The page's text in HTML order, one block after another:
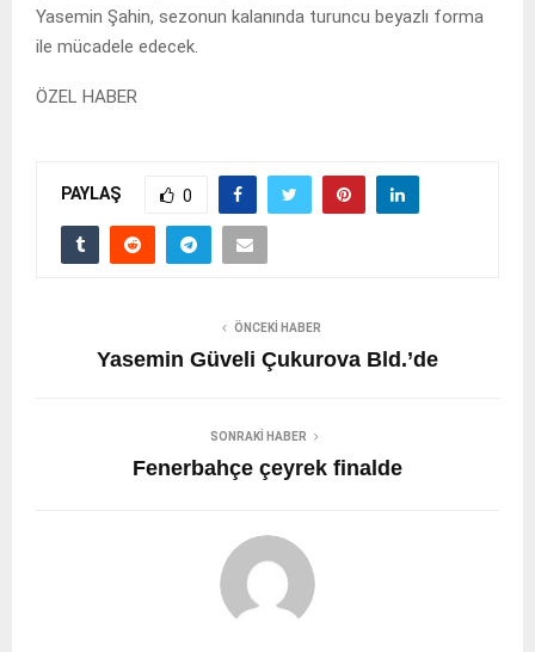
Yasemin Şahin, sezonun kalanında turuncu beyazlı forma
ile mücadele edecek.
ÖZEL HABER
PAYLAŞ 0
ÖNCEKI HABER
Yasemin Güveli Çukurova Bld.’de
SONRAKI HABER
Fenerbahçe çeyrek finalde